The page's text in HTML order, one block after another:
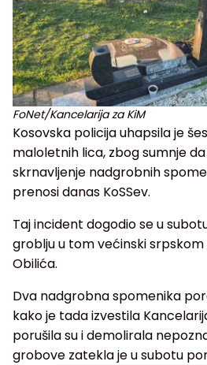
FoNet/Kancelarija za KiM
Kosovska policija uhapsila je
maloletnih lica, zbog sumnje
skrnavljenje nadgrobnih
prenosi danas KoSSev.
Taj incident dogodio se u
groblju u tom većinski
Obilića.
Dva nadgrobna spomenika
kako je tada izvestila
porušila su i demolirala
grobove zatekla je u subotu